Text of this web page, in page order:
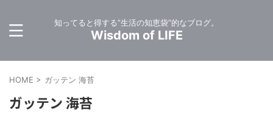
知ってると得する”生活の知恵袋”的なブログ。
Wisdom of LIFE
HOME > ガッテン 海苔
ガッテン 海苔